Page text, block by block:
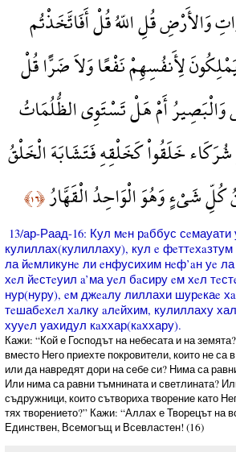
وَالأَرْضِ قُلِ اللّهُ قُلْ أَفَاتَّخَذْتُم
لِأَنفُسِهِمْ نَفْعًا وَلاَ ضَرًّا قُلْ
أَمْ هَلْ تَسْتَوِي الظُّلُمَاتُ
شُرَكَاء خَلَقُواْ كَخَلْقِهِ فَتَشَابَهَ الْخَلْقُ
كُلِّ شَيْءٍ وَهُوَ الْوَاحِدُ الْقَهَّارُ﴿١٦﴾
13/ар-Раад-16: Кул мeн рaббус сeмауати
кулиллах(кулиллаху), кул e
ла йeмликунe ли eнфусихим нeф’aн уe
хeл йeстeуил a’ма уeл бaсиру eм хeл
нур(нуру), eм джeaлу лиллахи шурeкаe
тeшабeхeл хaлку aлeйхим, кулиллаху
хууeл уахидул кaххар(кaххару).
Кажи: “Кой е Господът на небесата и на
вместо Него приехте покровители, които не са
или да навредят дори на себе си? Нима са
Или нима са равни тъмнината и светлината?
съдружници, които сътвориха творение като
тях творението?” Кажи: “Аллах е Творецът на
Единствен, Всемогъщ и Всевластен! (16)